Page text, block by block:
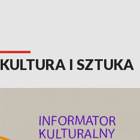
KULTURA I SZTUKA